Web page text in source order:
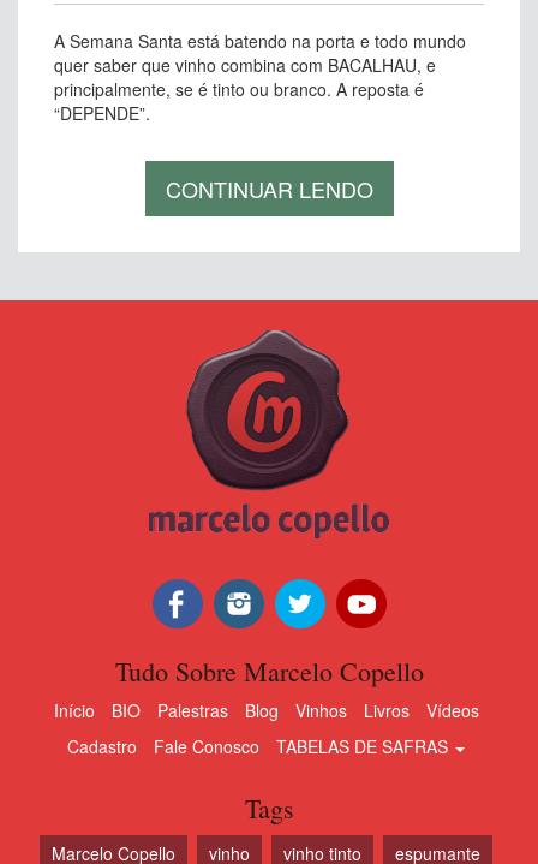
A Semana Santa está batendo na porta e todo mundo
quer saber que vinho combina com BACALHAU, e
principalmente, se é tinto ou branco. A reposta é
“DEPENDE”.
CONTINUAR LENDO
Tudo Sobre Marcelo Copello
Início BIO Palestras Blog Vinhos Livros
Vídeos
Cadastro
Fale Conosco TABELAS DE SAFRAS
Tags
Marcelo Copello vinho vinho tinto espumante